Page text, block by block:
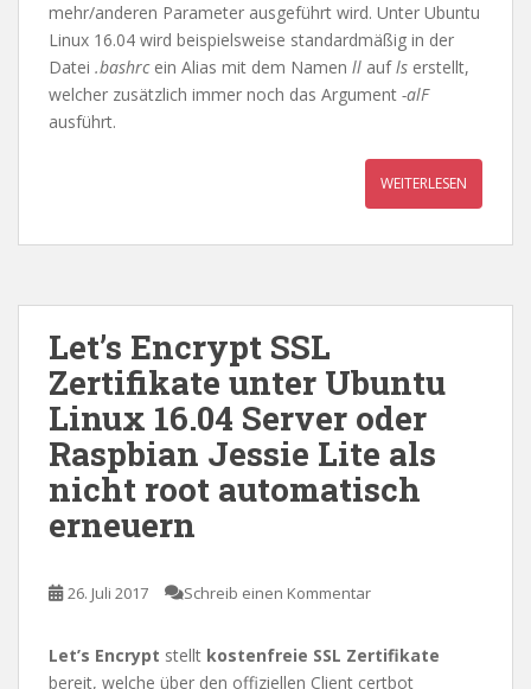
mehr/anderen Parameter ausgeführt wird. Unter Ubuntu
Linux 16.04 wird beispielsweise standardmäßig in der
Datei .bashrcein Alias mit dem Namen ll aufls erstellt,
welcher zusätzlich immer noch das Argument -alF
ausführt.
WEITERLESEN
Let’s Encrypt SSL
Zertifikate unter Ubuntu
Linux 16.04 Server oder
Raspbian Jessie Lite als
nicht root automatisch
erneuern
26. Juli 2017 Schreib einen Kommentar
Let’s Encrypt stellt kostenfreie SSL Zertifikate
bereit, welche über den offiziellen Client certbot